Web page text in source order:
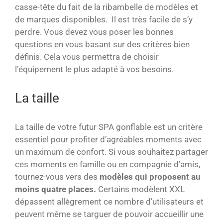
casse-tête du fait de la ribambelle de modèles et
de marques disponibles. Il est très facile de s’y
perdre. Vous devez vous poser les bonnes
questions en vous basant sur des critères bien
définis. Cela vous permettra de choisir
l’équipement le plus adapté à vos besoins.
La taille
La taille de votre futur SPA gonflable est un critère
essentiel pour profiter d’agréables moments avec
un maximum de confort. Si vous souhaitez partager
ces moments en famille ou en compagnie d’amis,
tournez-vous vers des modèles qui proposent au
moins quatre places. Certains modèlent XXL
dépassent allègrement ce nombre d’utilisateurs et
peuvent même se targuer de pouvoir accueillir une